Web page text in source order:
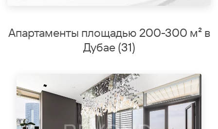
Апартаменты площадью 200-300 м² в
Дубае(31)